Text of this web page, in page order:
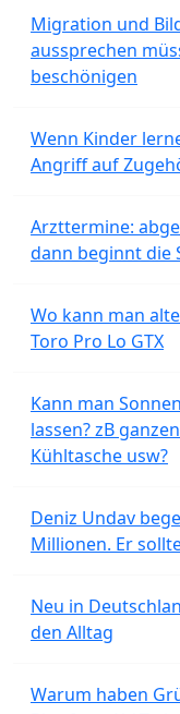
Migration und
aussprechen
beschönigen
Wenn Kinder
Angriff auf
Arzttermine:
dann beginnt die
Wo kann man
Toro Pro Lo GTX
Kann man
lassen? zB
Kühltasche usw?
Deniz Undav
Millionen. Er
Neu in
den Alltag
Warum haben